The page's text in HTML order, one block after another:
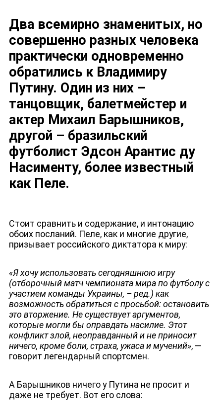
НОВОСТИ
Два всемирно знаменитых, но
совершенно разных человека
практически одновременно
обратились к Владимиру
Путину. Один из них –
танцовщик, балетмейстер и
актер Михаил Барышников,
другой – бразильский
футболист Эдсон Арантис ду
Насименту, более известный
как Пеле.
Стоит сравнить и содержание, и интонацию
обоих посланий. Пеле, как и многие другие,
призывает российского диктатора к миру:
«Я хочу использовать сегодняшнюю игру
(отборочный матч чемпионата мира по футболу с
участием команды Украины, – ред.) как
возможность обратиться с просьбой: остановить
это вторжение. Не существует аргументов,
которые могли бы оправдать насилие. Этот
конфликт злой, неоправданный и не приносит
ничего, кроме боли, страха, ужаса и мучений», —
говорит легендарный спортсмен.
А Барышников ничего у Путина не просит и
даже не требует. Вот его слова: